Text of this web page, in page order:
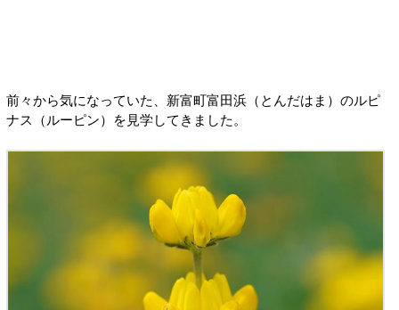
前々から気になっていた、新富町富田浜（とんだはま）のルピ
ナス（ルーピン）を見学してきました。